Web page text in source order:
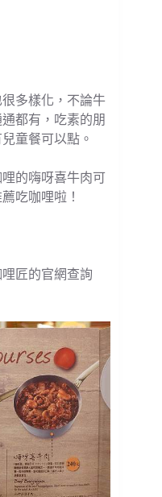
多樣化，不論牛
都有，吃素的朋
童餐可以點。
的嗨呀喜牛肉可
吃咖哩啦！
匠的官網查詢